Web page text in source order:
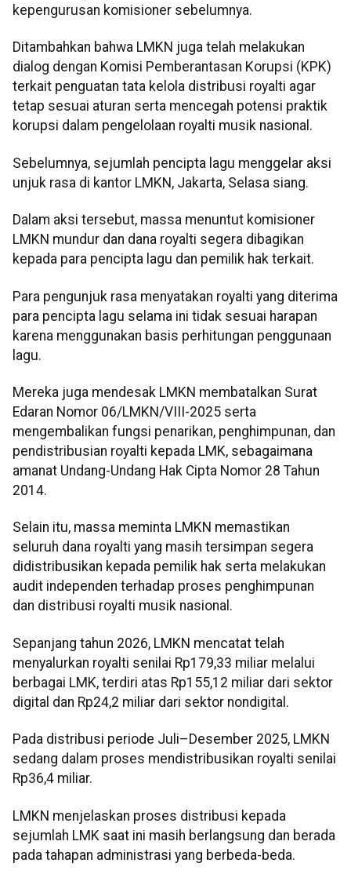
kepengurusan komisioner sebelumnya.
Ditambahkan bahwa LMKN juga telah melakukan
dialog dengan Komisi Pemberantasan Korupsi (KPK)
terkait penguatan tata kelola distribusi royalti agar
tetap sesuai aturan serta mencegah potensi praktik
korupsi dalam pengelolaan royalti musik nasional.
Sebelumnya, sejumlah pencipta lagu menggelar aksi
unjuk rasa di kantor LMKN, Jakarta, Selasa siang.
Dalam aksi tersebut, massa menuntut komisioner
LMKN mundur dan dana royalti segera dibagikan
kepada para pencipta lagu dan pemilik hak terkait.
Para pengunjuk rasa menyatakan royalti yang diterima
para pencipta lagu selama ini tidak sesuai harapan
karena menggunakan basis perhitungan penggunaan
lagu.
Mereka juga mendesak LMKN membatalkan Surat
Edaran Nomor 06/LMKN/VIII-2025 serta
mengembalikan fungsi penarikan, penghimpunan, dan
pendistribusian royalti kepada LMK, sebagaimana
amanat Undang-Undang Hak Cipta Nomor 28 Tahun
2014.
Selain itu, massa meminta LMKN memastikan
seluruh dana royalti yang masih tersimpan segera
didistribusikan kepada pemilik hak serta melakukan
audit independen terhadap proses penghimpunan
dan distribusi royalti musik nasional.
Sepanjang tahun 2026, LMKN mencatat telah
menyalurkan royalti senilai Rp179,33 miliar melalui
berbagai LMK, terdiri atas Rp155,12 miliar dari sektor
digital dan Rp24,2 miliar dari sektor nondigital.
Pada distribusi periode Juli–Desember 2025, LMKN
sedang dalam proses mendistribusikan royalti senilai
Rp36,4 miliar.
LMKN menjelaskan proses distribusi kepada
sejumlah LMK saat ini masih berlangsung dan berada
pada tahapan administrasi yang berbeda-beda.